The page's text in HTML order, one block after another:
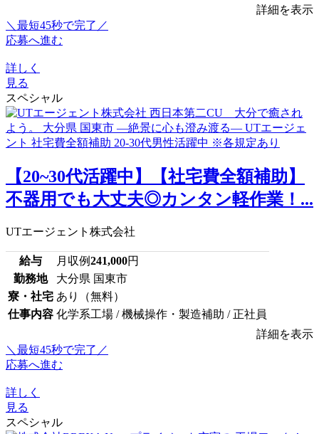
詳細を表示
＼最短45秒で完了／
応募へ進む
詳しく
見る
スペシャル
【20~30代活躍中】【社宅費全額補助】
不器用でも大丈夫◎カンタン軽作業！...
UTエージェント株式会社
給与 月収例241,000円
勤務地
大分県 国東市
寮・社宅 あり（無料）
仕事内容 化学系工場 / 機械操作・製造補助 / 正社員
詳細を表示
＼最短45秒で完了／
応募へ進む
詳しく
見る
スペシャル